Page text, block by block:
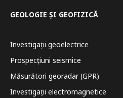
GEOLOGIE ȘI GEOFIZICĂ
Investigații geoelectrice
Prospecțiuni seismice
Măsurători georadar (GPR)
Investigații electromagnetice